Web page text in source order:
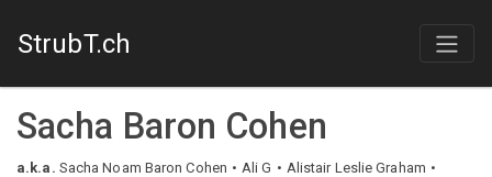
StrubT.ch
Sacha Baron Cohen
a.k.a. Sacha Noam Baron Cohen Ali G
Alistair Leslie Graham